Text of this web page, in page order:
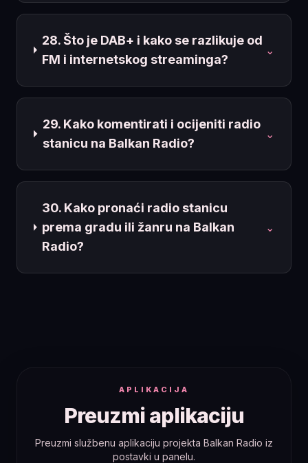
28. Što je DAB+ i kako se razlikuje od
FM i internetskog streaminga?
⌄
29. Kako komentirati i ocijeniti radio
stanicu na Balkan Radio?
⌄
30. Kako pronaći radio stanicu
prema gradu ili žanru na Balkan
Radio?
⌄
APLIKACIJA
Preuzmi aplikaciju
Preuzmi službenu aplikaciju projekta Balkan Radio iz
postavki u panelu.